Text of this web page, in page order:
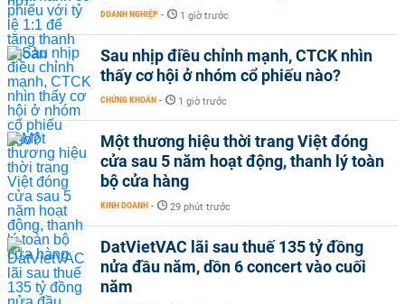
DOANH NGHIỆP - 1 giờ trước
Sau nhịp điều chỉnh mạnh, CTCK nhìn
thấy cơ hội ở nhóm cổ phiếu nào?
CHỨNG KHOÁN - 1 giờ trước
Một thương hiệu thời trang Việt đóng
cửa sau 5 năm hoạt động, thanh lý toàn
bộ cửa hàng
KINH DOANH - 29 phút trước
DatVietVAC lãi sau thuế 135 tỷ đồng
nửa đầu năm, dồn 6 concert vào cuối
năm